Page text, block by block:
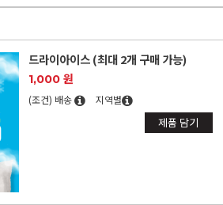
드라이아이스 (최대 2개 구매 가능)
1,000 원
(조건) 배송 지역별
제품 담기